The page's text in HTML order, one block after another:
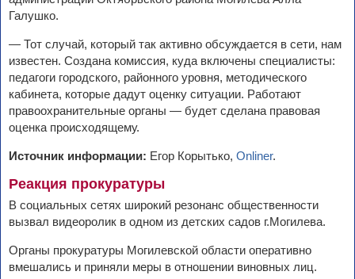
Галушко.
— Тот случай, который так активно обсуждается в сети, нам
известен. Создана комиссия, куда включены специалисты:
педагоги городского, районного уровня, методического
кабинета, которые дадут оценку ситуации. Работают
правоохранительные органы — будет сделана правовая
оценка происходящему.
Источник информации: Егор Корытько, Onliner.
Реакция прокуратуры
В социальных сетях широкий резонанс общественности
вызвал видеоролик в одном из детских садов г.Могилева.
Органы прокуратуры Могилевской области оперативно
вмешались и приняли меры в отношении виновных лиц.